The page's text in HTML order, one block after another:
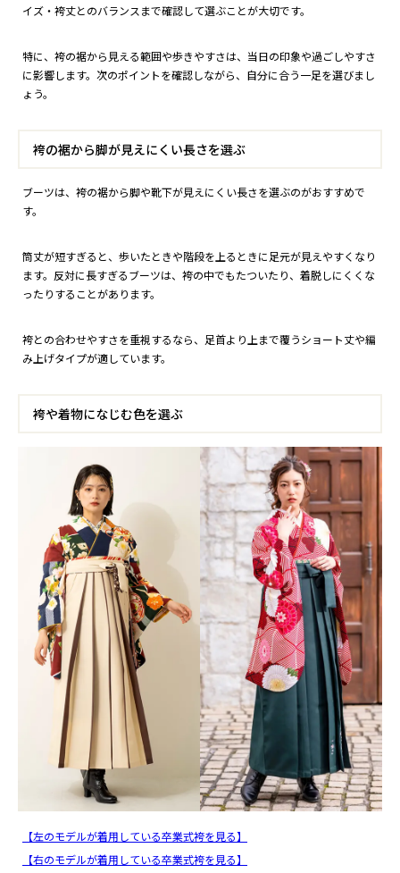
イズ・袴丈とのバランスまで確認して選ぶことが大切です。
特に、袴の裾から見える範囲や歩きやすさは、当日の印象や過ごしやすさ
に影響します。次のポイントを確認しながら、自分に合う一足を選びまし
ょう。
袴の裾から脚が見えにくい長さを選ぶ
ブーツは、袴の裾から脚や靴下が見えにくい長さを選ぶのがおすすめで
す。
筒丈が短すぎると、歩いたときや階段を上るときに足元が見えやすくなり
ます。反対に長すぎるブーツは、袴の中でもたついたり、着脱しにくくな
ったりすることがあります。
袴との合わせやすさを重視するなら、足首より上まで覆うショート丈や編
み上げタイプが適しています。
袴や着物になじむ色を選ぶ
【左のモデルが着用している卒業式袴を見る】
【右のモデルが着用している卒業式袴を見る】